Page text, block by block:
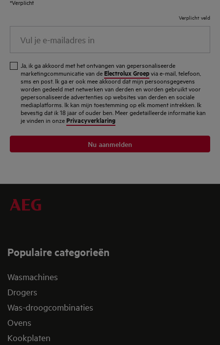
*Verplicht
Verplicht veld
mailadres
Ja, ik ga akkoord met het ontvangen van gepersonaliseerde
marketingcommunicatie van de Electrolux Groepvia e-mail, telefoon,
sms en post. Ik ga er ook mee akkoord dat mijn persoonsgegevens
worden gedeeld met netwerken van derden en worden gebruikt voor
gepersonaliseerde advertenties op websites van derden en sociale
mediaplatforms. Ik kan mijn toestemming op elk moment intrekken. Ik
bevestig dat ik 18 jaar of ouder ben. Meer gedetailleerde informatie kan
je vinden in onze Privacyverklaring
Nu aanmelden
Populaire categorieën
Wasmachines
Drogers
Was-droogcombinaties
Ovens
Kookplaten